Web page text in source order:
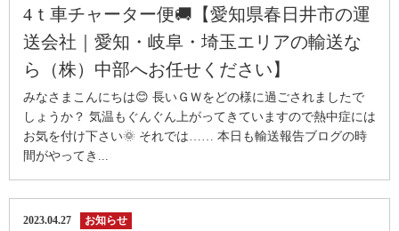
4ｔ車チャーター便🚚【愛知県春日井市の運
送会社｜愛知・岐阜・埼玉エリアの輸送な
ら（株）中部へお任せください】
みなさまこんにちは😊 長いＧＷをどの様に過ごされましたで
しょうか？ 気温もぐんぐん上がってきていますので熱中症には
お気を付け下さい🌞 それでは…… 本日も輸送報告ブログの時
間がやってき...
2023.04.27 お知らせ